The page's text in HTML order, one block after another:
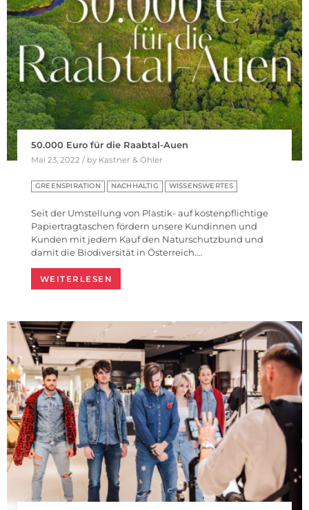
50.000 Euro für die Raabtal-Auen
Mai 23, 2022 / by Kastner & Öhler
GREENSPIRATION NACHHALTIG WISSENSWERTES
Seit der Umstellung von Plastik- auf kostenpflichtige
Papiertragtaschen fördern unsere Kundinnen und
Kunden mit jedem Kauf den Naturschutzbund und
damit die Biodiversität in Österreich.…
WEITERLESEN